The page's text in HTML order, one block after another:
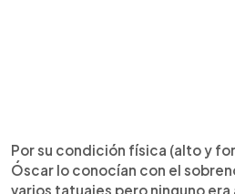
Por su condición física (alto y
Óscar lo conocían con el
varios tatuajes pero ninguno era